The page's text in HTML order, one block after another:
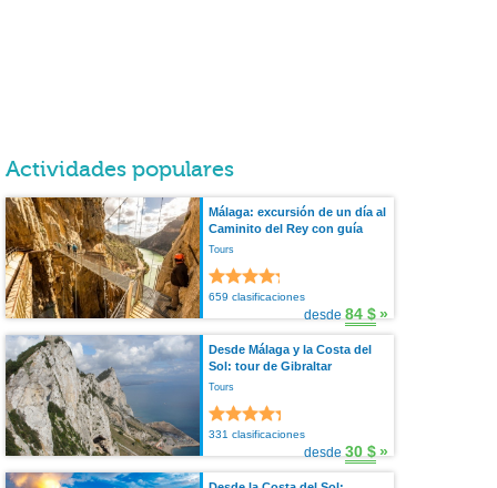
Actividades populares
Málaga: excursión de un día al
Caminito del Rey con guía
Tours
659 clasificaciones
desde84 $»
Desde Málaga y la Costa del
Sol: tour de Gibraltar
Tours
331 clasificaciones
desde30 $»